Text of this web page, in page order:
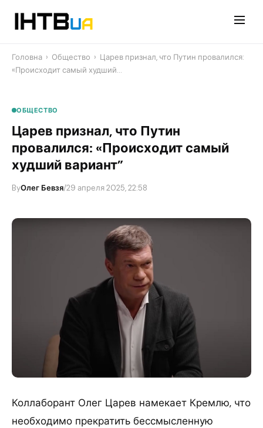
Головна › Общество › Царев признал, что Путин провалился:
«Происходит самый худший…
ОБЩЕСТВО
Царев признал, что Путин
провалился: «Происходит самый
худший вариант”
ByОлег Бевзя/29 апреля 2025, 22:58
​Коллаборант Олег Царев намекает Кремлю, что
необходимо прекратить бессмысленную